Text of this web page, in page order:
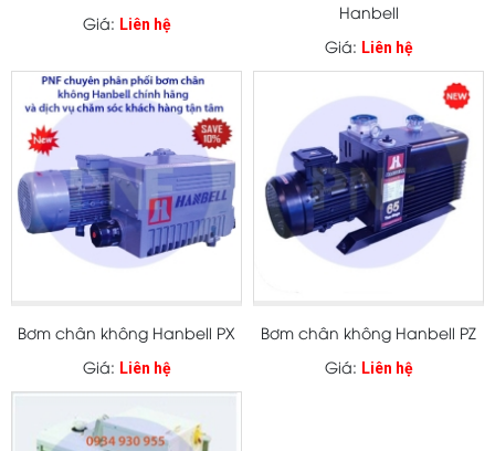
Giá: Liên hệ
Hanbell
Giá: Liên hệ
Bơm chân không Hanbell PX
Giá: Liên hệ
Bơm chân không Hanbell PZ
Giá: Liên hệ